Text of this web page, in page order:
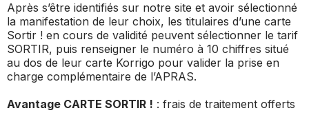
Après s’être identifiés sur notre site et avoir sélectionné
la manifestation de leur choix, les titulaires d’une carte
Sortir ! en cours de validité peuvent sélectionner le tarif
SORTIR, puis renseigner le numéro à 10 chiffres situé
au dos de leur carte Korrigo pour valider la prise en
charge complémentaire de l’APRAS.
Avantage CARTE SORTIR ! : frais de traitement offerts